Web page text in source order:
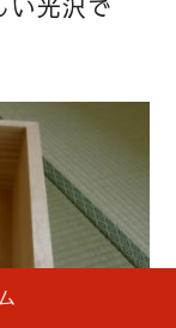
い光沢で